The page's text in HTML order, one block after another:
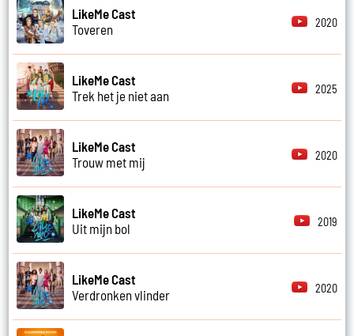
LikeMe Cast
Toveren
2020
LikeMe Cast
Trek het je niet aan
2025
LikeMe Cast
Trouw met mij
2020
LikeMe Cast
Uit mijn bol
2019
LikeMe Cast
Verdronken vlinder
2020